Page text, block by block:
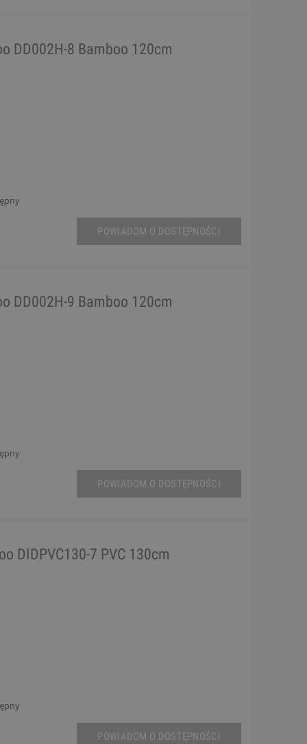
DD002H-8 Bamboo 120cm
POWIADOM O DOSTĘPNOŚCI
DD002H-9 Bamboo 120cm
POWIADOM O DOSTĘPNOŚCI
DIDPVC130-7 PVC 130cm
POWIADOM O DOSTĘPNOŚCI